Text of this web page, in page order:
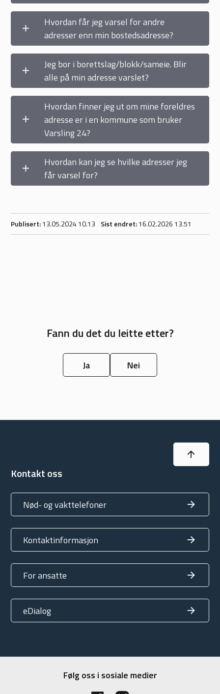
Hvordan får jeg varsel for andre
adresser enn min bostedsadresse?
Jeg bor i borettslag/blokk/sameie. Blir
alle på min adresse varslet?
Hvordan finner jeg ut om mine foreldres
adresse er i en kommune som bruker
Varsling 24?
Hvordan kan jeg se hvilke adresser jeg
får varsel for?
Publisert 13.05.2024 10.13 Sist endret 16.02.2026 13.51
Fann du det du leitte etter?
Ja Nei
Kontakt oss
Nød- og vakttelefoner
Kontaktinformasjon
For ansatte
eDialog
Til
Følg oss i sosiale medier